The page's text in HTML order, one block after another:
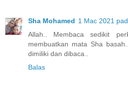
Sha Mohamed 1 Mac 2021
Allah.. Membaca sedikit
membuatkan mata Sha
dimiliki dan dibaca..
Balas